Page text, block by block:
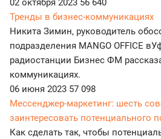
02 октября 2023 56 640
Тренды в бизнес-коммуникациях
Никита Зимин, руководитель
подразделения MANGO OFFICE
радиостанции Бизнес ФМ
коммуникациях.
06 июня 2023 57 098
Мессенджер-маркетинг: шесть
заинтересовать потенциального
Как сделать так, чтобы